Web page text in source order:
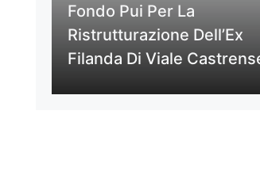
Fondo Pui Per La
Ristrutturazione Dell’Ex
Filanda Di Viale